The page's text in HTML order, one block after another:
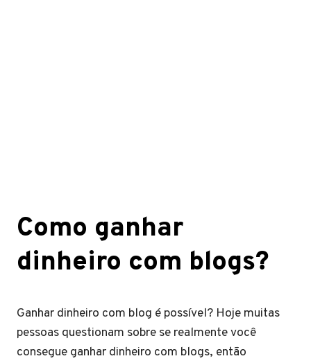
Como ganhar
dinheiro com blogs?
Ganhar dinheiro com blog é possível? Hoje muitas
pessoas questionam sobre se realmente você
consegue ganhar dinheiro com blogs, então